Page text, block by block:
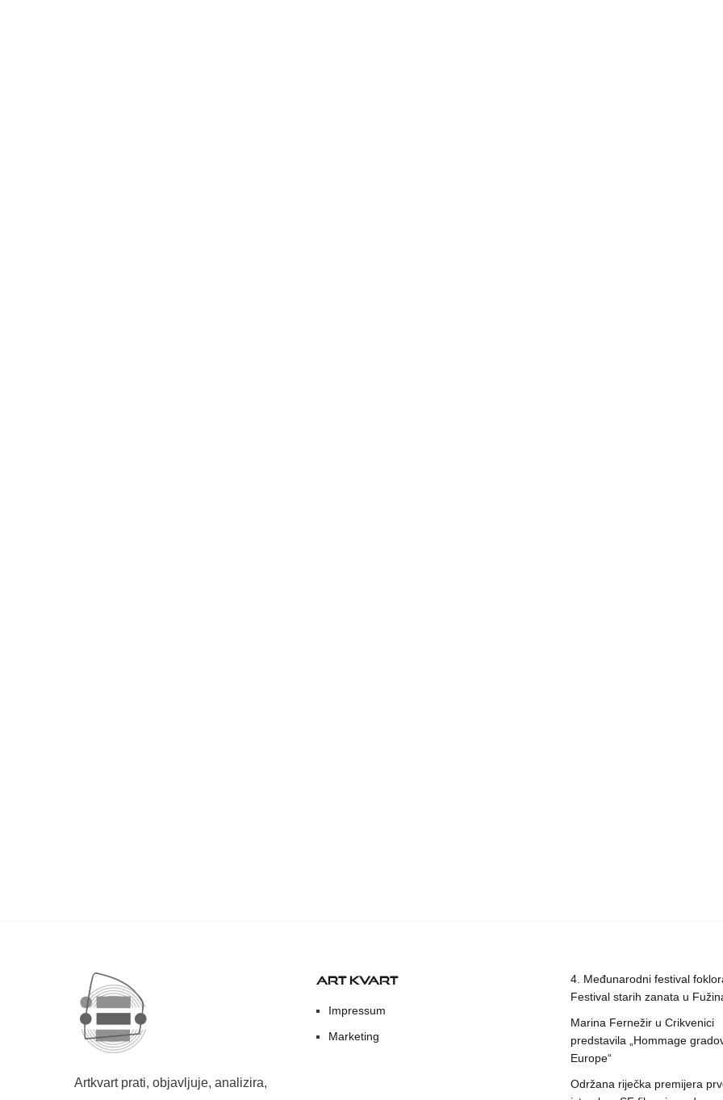
Artkvart prati, objavljuje, analizira,
ART KVART
Impressum
Marketing
4. Međunarodni festival
Festival starih zanata u
Marina Fernežir u Crikvenici
predstavila „Hommage
Europe“
Održana riječka premijera